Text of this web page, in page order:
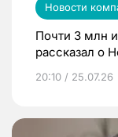
Новости
Почти 3 млн
рассказал о
20:10 / 25.07.26